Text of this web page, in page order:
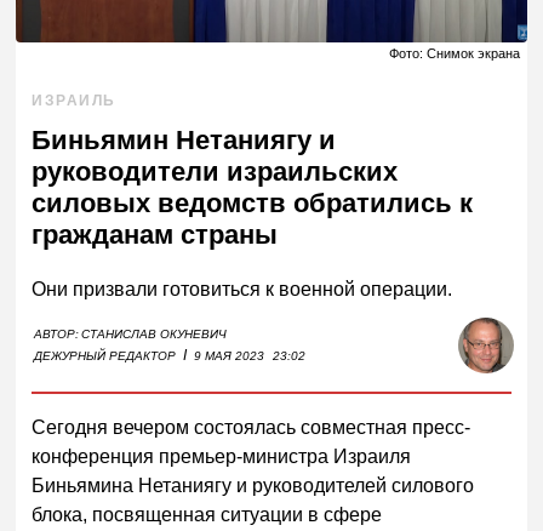
Фото: Снимок экрана
ИЗРАИЛЬ
Биньямин Нетаниягу и
руководители израильских
силовых ведомств обратились к
гражданам страны
Они призвали готовиться к военной операции.
АВТОР:СТАНИСЛАВ ОКУНЕВИЧ
ДЕЖУРНЫЙ РЕДАКТОР I 9 МАЯ 2023 23:02
Сегодня вечером состоялась совместная пресс-
конференция премьер-министра Израиля
Биньямина Нетаниягу и руководителей силового
блока, посвященная ситуации в сфере